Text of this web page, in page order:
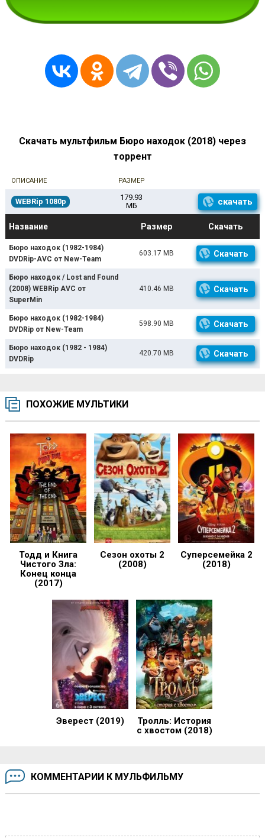
Скачать мультфильм Бюро находок (2018) через
торрент
ОПИСАНИЕ РАЗМЕР
WEBRip 1080p
179.93
МБ
скачать
Название Размер Скачать
Бюро находок (1982-1984)
DVDRip-AVC от New-Team
603.17 MB Скачать
Бюро находок / Lost and Found
(2008) WEBRip AVC от
SuperMin
410.46 MB Скачать
Бюро находок (1982-1984)
DVDRip от New-Team
598.90 MB Скачать
Бюро находок (1982 - 1984)
DVDRip
420.70 MB Скачать
ПОХОЖИЕ МУЛЬТИКИ
Тодд и Книга
Чистого Зла:
Конец конца
(2017)
Сезон охоты 2
(2008)
Суперсемейка 2
(2018)
Эверест (2019)
Тролль: История
с хвостом (2018)
КОММЕНТАРИИ К МУЛЬФИЛЬМУ